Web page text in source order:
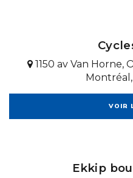
1150 av Van Horne,
VOIR
Ekkip